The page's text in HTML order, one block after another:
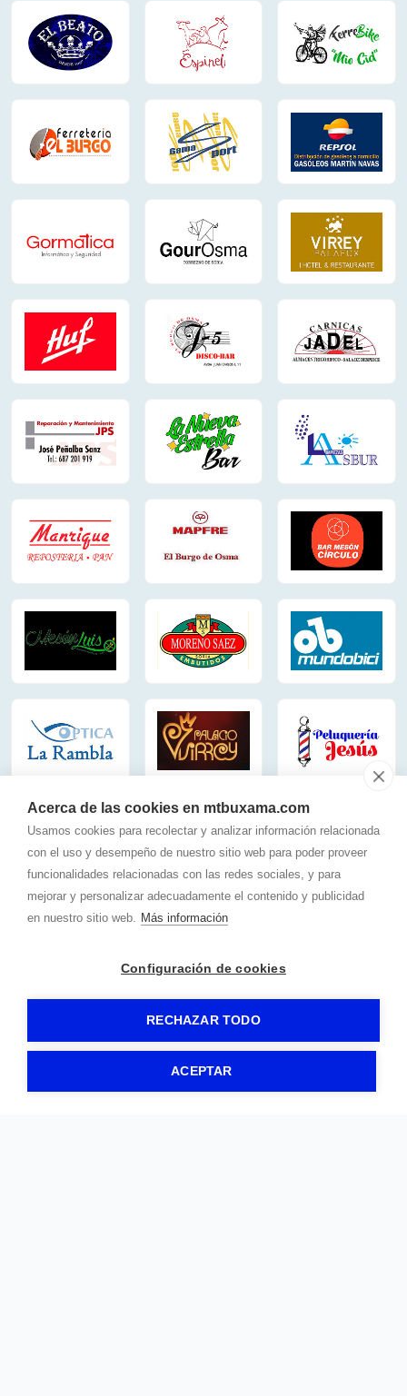
Acerca de las cookies en mtbuxama.com
Usamos cookies para recolectar y analizar información relacionada
con el uso y desempeño de nuestro sitio web para poder proveer
funcionalidades relacionadas con las redes sociales, y para
mejorar y personalizar adecuadamente el contenido y publicidad
en nuestro sitio web. Más información
Configuración de cookies
RECHAZAR TODO
ACEPTAR